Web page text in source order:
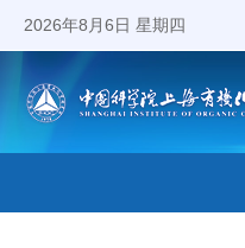
2026年8月6日 星期四